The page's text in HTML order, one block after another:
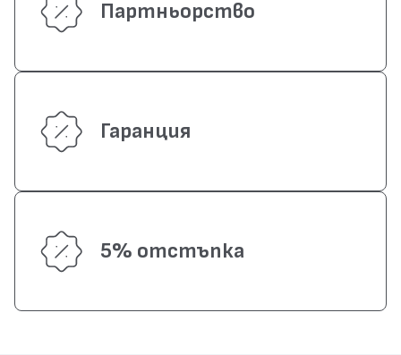
Партньорство
Гаранция
5% отстъпка